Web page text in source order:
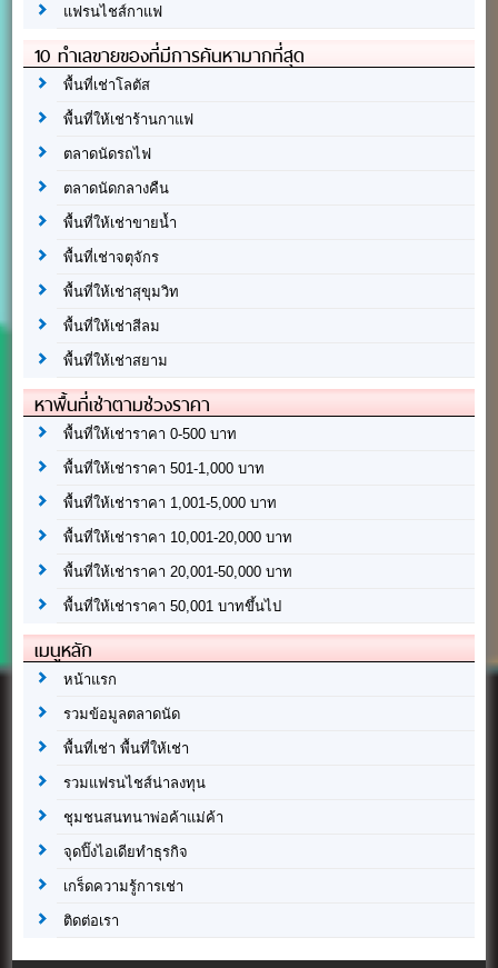
แฟรนไชส์กาแฟ
10 ทำเลขายของที่มีการค้นหามากที่สุด
พื้นที่เช่าโลตัส
พื้นที่ให้เช่าร้านกาแฟ
ตลาดนัดรถไฟ
ตลาดนัดกลางคืน
พื้นที่ให้เช่าขายน้ำ
พื้นที่เช่าจตุจักร
พื้นที่ให้เช่าสุขุมวิท
พื้นที่ให้เช่าสีลม
พื้นที่ให้เช่าสยาม
หาพื้นที่เช่าตามช่วงราคา
พื้นที่ให้เช่าราคา 0-500 บาท
พื้นที่ให้เช่าราคา 501-1,000 บาท
พื้นที่ให้เช่าราคา 1,001-5,000 บาท
พื้นที่ให้เช่าราคา 10,001-20,000 บาท
พื้นที่ให้เช่าราคา 20,001-50,000 บาท
พื้นที่ให้เช่าราคา 50,001 บาทขึ้นไป
เมนูหลัก
หน้าแรก
รวมข้อมูลตลาดนัด
พื้นที่เช่า พื้นที่ให้เช่า
รวมแฟรนไชส์น่าลงทุน
ชุมชนสนทนาพ่อค้าแม่ค้า
จุดปิ๊งไอเดียทำธุรกิจ
เกร็ดความรู้การเช่า
ติดต่อเรา